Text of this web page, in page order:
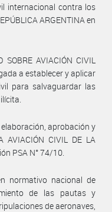
internacional contra los
ARGENTINA en
AVIACIÓN CIVIL
a establecer y aplicar
para salvaguardar las
aprobación y
AVIACIÓN CIVIL DE LA
PSA N° 74/10.
normativo nacional de
de las pautas y
de aeronaves,